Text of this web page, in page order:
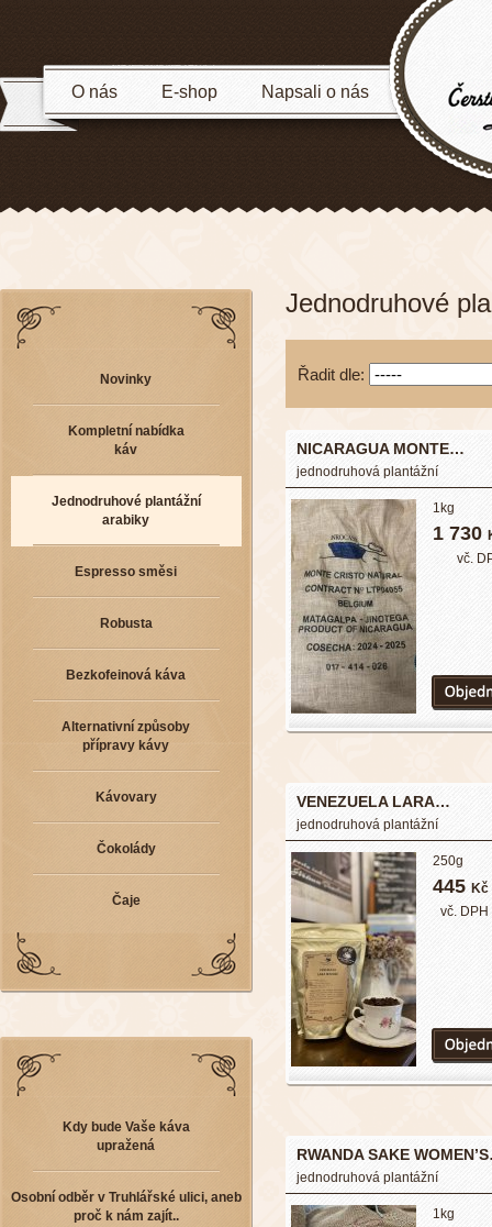
O nás E-shop Napsali o nás
Novinky
Kompletní nabídka
káv
Jednodruhové plantážní
arabiky
Espresso směsi
Robusta
Bezkofeinová káva
Alternativní způsoby
přípravy kávy
Kávovary
Čokolády
Čaje
Kdy bude Vaše káva
upražená
Osobní odběr v Truhlářské ulici, aneb
proč k nám zajít..
Jednodruhové
Řadit dle:
NICARAGUA MONTE…
jednodruhová plantážní
1kg
1 730
vč.
VENEZUELA LARA…
jednodruhová plantážní
250g
445 Kč
vč. DPH
RWANDA SAKE
jednodruhová plantážní
1kg